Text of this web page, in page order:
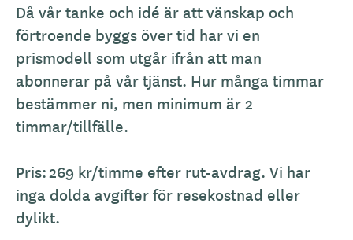
Då vår tanke och idé är att vänskap och
förtroende byggs över tid har vi en
prismodell som utgår ifrån att man
abonnerar på vår tjänst. Hur många timmar
bestämmer ni, men minimum är 2
timmar/tillfälle.
Pris: 269 kr/timme efter rut-avdrag. Vi har
inga dolda avgifter för resekostnad eller
dylikt.